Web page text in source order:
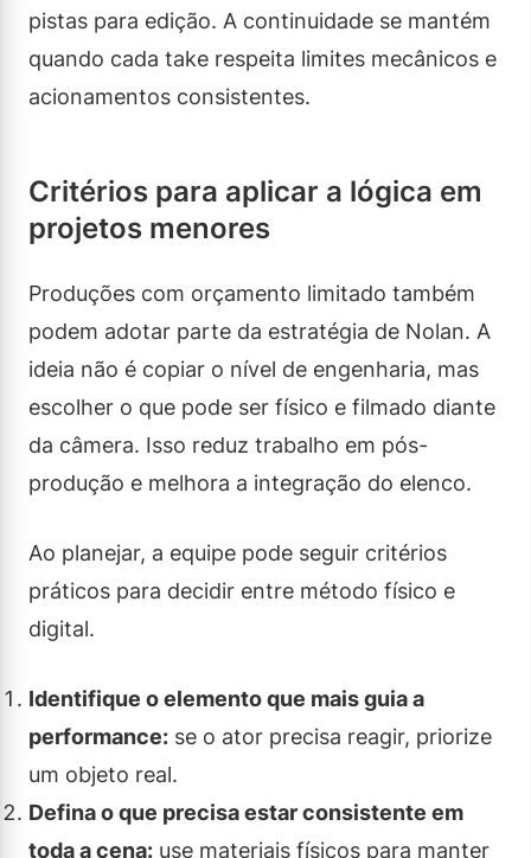
pistas para edição. A continuidade se mantém
quando cada take respeita limites mecânicos e
acionamentos consistentes.
Critérios para aplicar a lógica em
projetos menores
Produções com orçamento limitado também
podem adotar parte da estratégia de Nolan. A
ideia não é copiar o nível de engenharia, mas
escolher o que pode ser físico e filmado diante
da câmera. Isso reduz trabalho em pós-
produção e melhora a integração do elenco.
Ao planejar, a equipe pode seguir critérios
práticos para decidir entre método físico e
digital.
Identifique o elemento que mais guia a
performance: se o ator precisa reagir, priorize
um objeto real.
Defina o que precisa estar consistente em
toda a cena: use materiais físicos para manter